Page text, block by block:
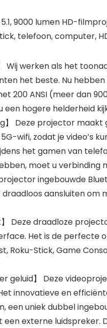
9000 lumen HD-
telefoon, computer,
werken als het
het beste. Nu
200 ANSI (meer dan
een hogere helderheid
Deze projector
wifi, zodat je video’s
het gamen van
moet u
ingebouwde
aansluiten om
Deze draadloze
Het is de
Stick, Game
geluid】 Deze
innovatieve en
een uniek dubbel
externe luidspreker.